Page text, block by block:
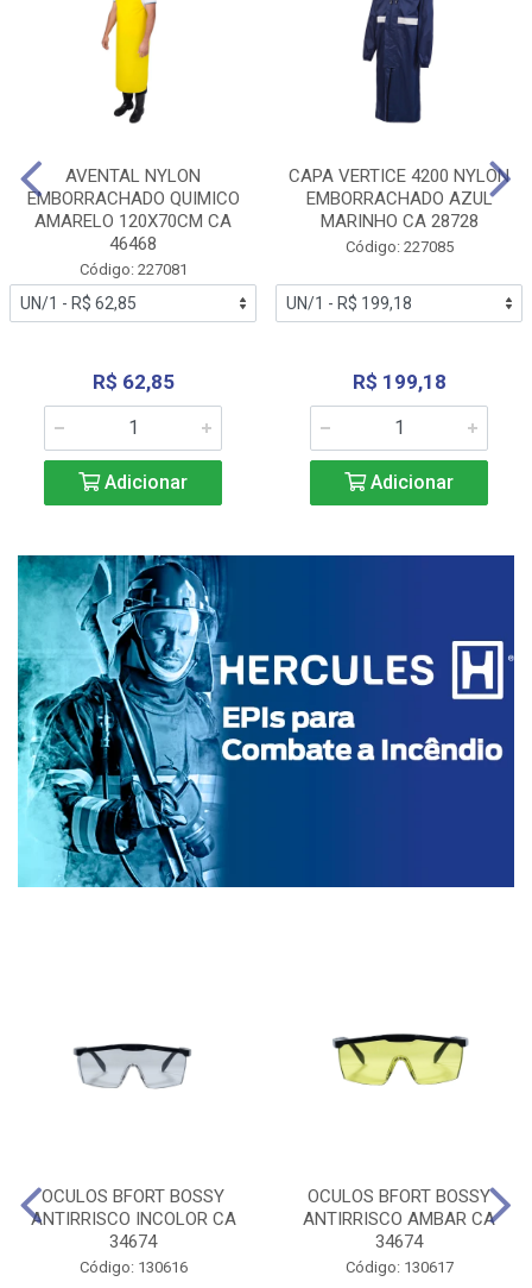
AVENTAL NYLON
EMBORRACHADO QUIMICO
AMARELO 120X70CM CA
46468
Código: 227081
R$ 62,85
Adicionar
CAPA VERTICE 4200 NYLON
EMBORRACHADO AZUL
MARINHO CA 28728
Código: 227085
R$ 199,18
Adicionar
OCULOS BFORT BOSSY
ANTIRRISCO INCOLOR CA
34674
Código: 130616
OCULOS BFORT BOSSY
ANTIRRISCO AMBAR CA
34674
Código: 130617